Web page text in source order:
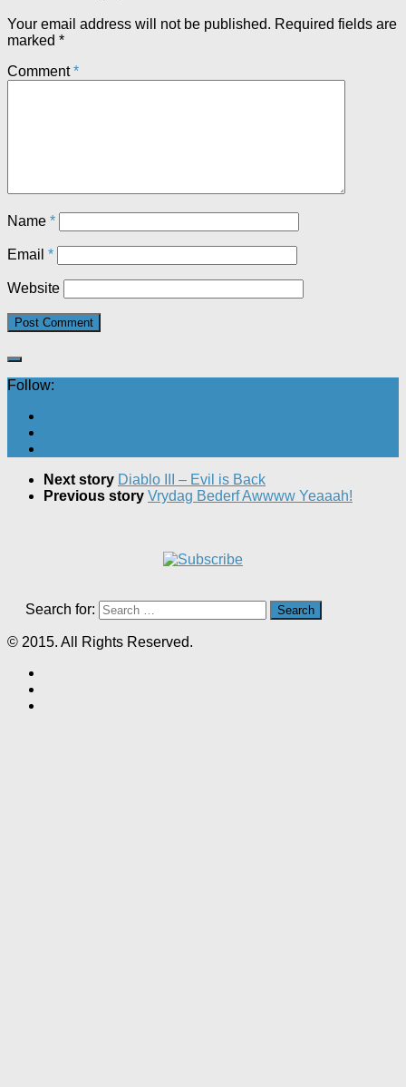
Your email address will not be published. Required fields are
marked *
Comment*
Name *
Email *
Website
Follow:
Next story Diablo III – Evil is Back
Previous story Vrydag Bederf Awwww Yeaaah!
Search for:
© 2015. All Rights Reserved.